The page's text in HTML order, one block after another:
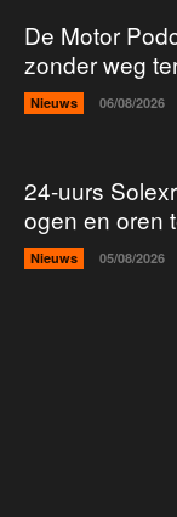
De Motor
zonder weg
Nieuws 06/08/2026
24-uurs
ogen en oren
Nieuws 05/08/2026